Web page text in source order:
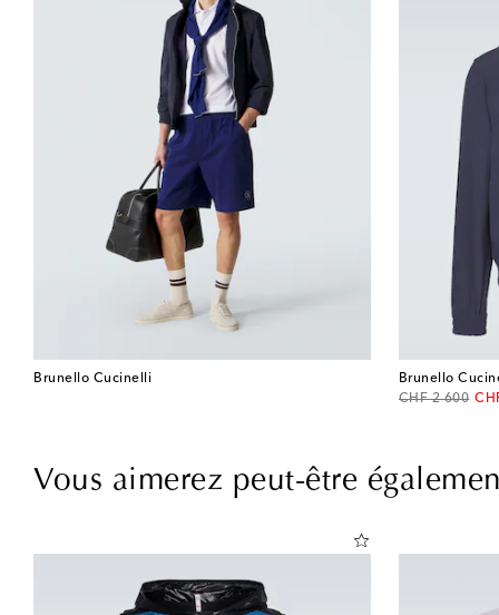
Brunello Cucinelli
Brunello
CHF 2 600
original price
Vous aimerez peut-être